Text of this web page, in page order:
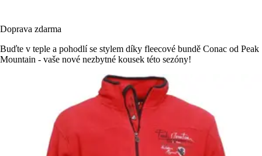
Doprava zdarma
Buďte v teple a pohodlí se stylem díky fleecové bundě Conac od Peak
Mountain - vaše nové nezbytné kousek této sezóny!